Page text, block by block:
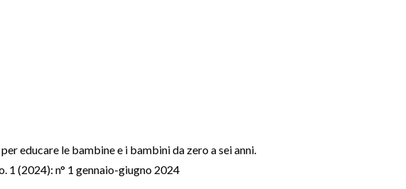
educare le bambine e i bambini da zero a sei anni.
1 (2024): n° 1 gennaio-giugno 2024